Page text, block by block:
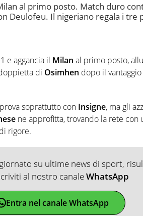
al primo posto. Match duro
Deulofeu. Il nigeriano regala i tre
e aggancia il Milan al primo posto,
di Osimhen dopo il
soprattutto con Insigne, ma gli
ne approfitta, trovando la rete
rigore.
su ultime news di sport,
al nostro canaleWhatsApp
Entra nel canale WhatsApp